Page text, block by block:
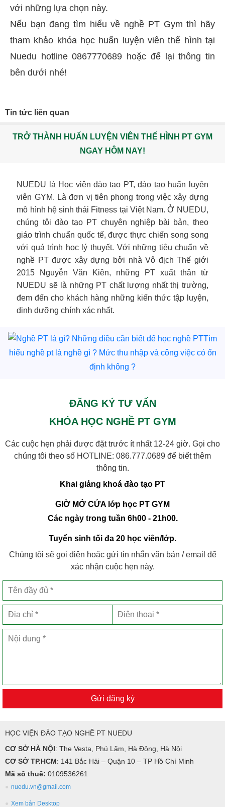
với những lựa chọn này.
Nếu bạn đang tìm hiểu về nghề PT Gym thì hãy
tham khảo khóa học huấn luyện viên thể hình tại
Nuedu hotline 0867770689 hoặc để lại thông tin
bên dưới nhé!
Tin tức liên quan
TRỞ THÀNH HUẤN LUYỆN VIÊN THỂ HÌNH PT GYM
NGAY HÔM NAY!
NUEDU là Học viện đào tạo PT, đào tạo huấn luyện
viên GYM. Là đơn vị tiên phong trong việc xây dựng
mô hình hệ sinh thái Fitness tại Việt Nam. Ở NUEDU,
chúng tôi đào tạo PT chuyên nghiệp bài bản, theo
giáo trình chuẩn quốc tế, được thực chiến song song
với quá trình học lý thuyết. Với những tiêu chuẩn về
nghề PT được xây dựng bởi nhà Vô địch Thế giới
2015 Nguyễn Văn Kiên, những PT xuất thân từ
NUEDU sẽ là những PT chất lượng nhất thị trường,
đem đến cho khách hàng những kiến thức tập luyện,
dinh dưỡng chính xác nhất.
Tìm
hiểu nghề pt là nghề gì ? Mức thu nhập và công việc có ổn
định không ?
ĐĂNG KÝ TƯ VẤN
KHÓA HỌC NGHỀ PT GYM
Các cuộc hẹn phải được đặt trước ít nhất 12-24 giờ. Gọi cho
chúng tôi theo số HOTLINE: 086.777.0689 để biết thêm
thông tin.
Khai giảng khoá đào tạo PT
GIỜ MỞ CỬA lớp học PT GYM
Các ngày trong tuần 6h00 - 21h00.
Tuyển sinh tối đa 20 học viên/lớp.
Chúng tôi sẽ gọi điện hoặc gửi tin nhắn văn bản / email để
xác nhận cuộc hẹn này.
Gửi đăng ký
HỌC VIỆN ĐÀO TẠO NGHỀ PT NUEDU
CƠ SỞ HÀ NỘI: The Vesta, Phú Lãm, Hà Đông, Hà Nội
CƠ SỞ TP.HCM: 141 Bắc Hải – Quận 10 – TP Hồ Chí Minh
Mã số thuế: 0109536261
nuedu.vn@gmail.com
Xem bản Desktop